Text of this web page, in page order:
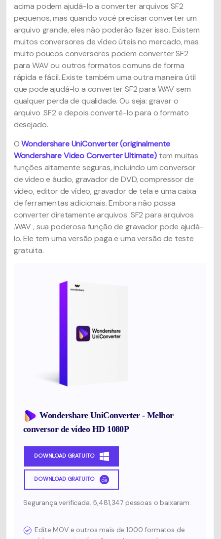
acima podem ajudá-lo a converter arquivos SF2
pequenos, mas quando você precisar converter um
arquivo grande, eles não poderão fazer isso. Existem
muitos conversores de vídeo úteis no mercado, mas
muito poucos conversores podem converter SF2
para WAV ou outros formatos comuns de forma
rápida e fácil. Existe também uma outra maneira útil
que pode ajudá-lo a converter SF2 para WAV sem
qualquer perda de qualidade. Ou seja: gravar o
arquivo .SF2 e depois convertê-lo para o formato
desejado.
OWondershare UniConverter (originalmente
Wondershare Video Converter Ultimate)tem muitas
funções altamente seguras, incluindo um conversor
de vídeo e áudio, gravador de DVD, compressor de
vídeo, editor de vídeo, gravador de tela e uma caixa
de ferramentas adicionais. Embora não possa
converter diretamente arquivos .SF2 para arquivos
.WAV , sua poderosa função de gravador pode ajudá-
lo. Ele tem uma versão paga e uma versão de teste
gratuita.
Wondershare UniConverter - Melhor
conversor de vídeo HD 1080P
DOWNLOAD GRATUITO
DOWNLOAD GRATUITO
Segurança verificada. 5,481,347 pessoas o baixaram.
Edite MOV e outros mais de 1000 formatos de